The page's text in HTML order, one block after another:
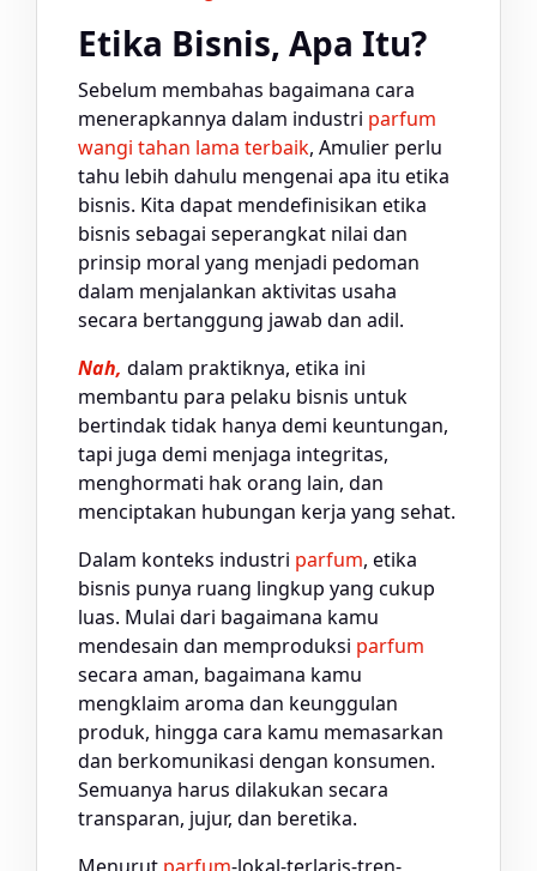
Etika Bisnis, Apa Itu?
Sebelum membahas bagaimana cara
menerapkannya dalam industri parfum
wangi tahan lama terbaik, Amulier perlu
tahu lebih dahulu mengenai apa itu etika
bisnis. Kita dapat mendefinisikan etika
bisnis sebagai seperangkat nilai dan
prinsip moral yang menjadi pedoman
dalam menjalankan aktivitas usaha
secara bertanggung jawab dan adil.
Nah, dalam praktiknya, etika ini
membantu para pelaku bisnis untuk
bertindak tidak hanya demi keuntungan,
tapi juga demi menjaga integritas,
menghormati hak orang lain, dan
menciptakan hubungan kerja yang sehat.
Dalam konteks industri parfum, etika
bisnis punya ruang lingkup yang cukup
luas. Mulai dari bagaimana kamu
mendesain dan memproduksi parfum
secara aman, bagaimana kamu
mengklaim aroma dan keunggulan
produk, hingga cara kamu memasarkan
dan berkomunikasi dengan konsumen.
Semuanya harus dilakukan secara
transparan, jujur, dan beretika.